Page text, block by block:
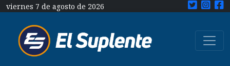
viernes 7 de agosto de 2026